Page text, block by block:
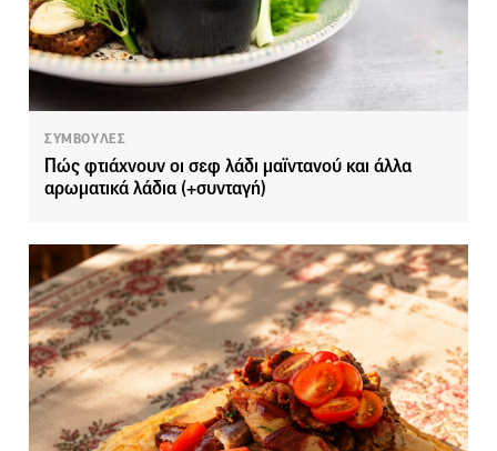
ΣΥΜΒΟΥΛΕΣ
Πώς φτιάχνουν οι σεφ λάδι μαϊντανού και άλλα
αρωματικά λάδια (+συνταγή)